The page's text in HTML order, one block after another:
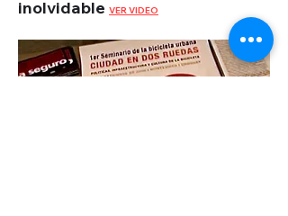
inolvidable VER VIDEO